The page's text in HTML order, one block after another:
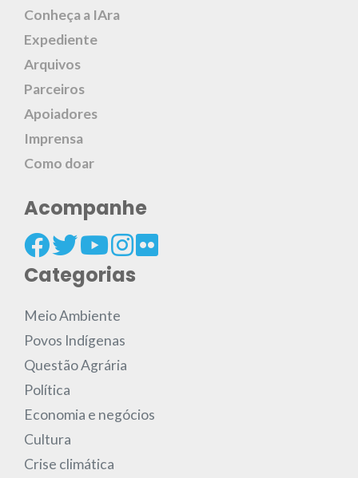
Conheça a IAra
Expediente
Arquivos
Parceiros
Apoiadores
Imprensa
Como doar
Acompanhe
Categorias
Meio Ambiente
Povos Indígenas
Questão Agrária
Política
Economia e negócios
Cultura
Crise climática